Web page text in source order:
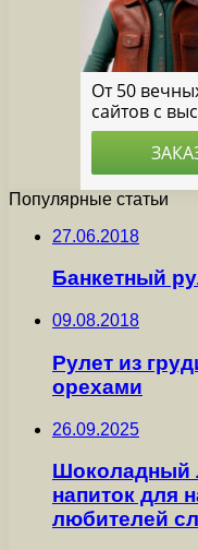
Популярные статьи
27.06.2018
Банкетный
09.08.2018
Рулет из
орехами
26.09.2025
Шоколадный
напиток для
любителей